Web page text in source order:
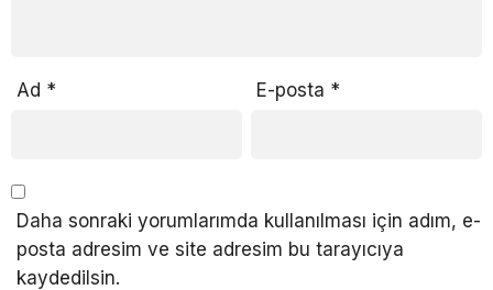
Ad * E-posta *
Daha sonraki yorumlarımda kullanılması için adım, e-
posta adresim ve site adresim bu tarayıcıya
kaydedilsin.